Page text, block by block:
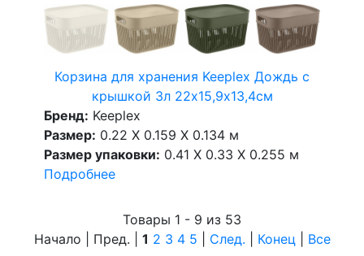
Корзина для хранения Keeplex Дождь с
крышкой 3л 22х15,9х13,4см
Бренд: Keeplex
Размер: 0.22 X 0.159 X 0.134 м
Размер упаковки: 0.41 X 0.33 X 0.255 м
Подробнее
Товары 1 - 9 из 53
Начало | Пред. | 1 2 3 4 5 След. Конец Все